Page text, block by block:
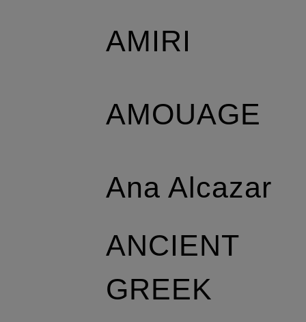
AMIRI
AMOUAGE
Ana Alcazar
ANCIENT
GREEK